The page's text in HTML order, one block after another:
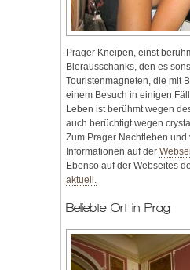
Prager Kneipen, einst
Bierausschanks, den es
Touristenmagneten, die mit
einem Besuch in einigen
Leben ist berühmt wegen
auch berüchtigt wegen
Zum Prager Nachtleben
Informationen auf der
Ebenso auf der Webseites
aktuell.
Beliebte Ort in Prag